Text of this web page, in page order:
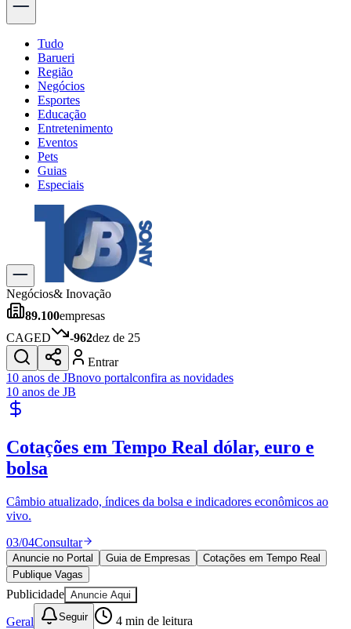
Tudo
Barueri
Região
Negócios
Esportes
Educação
Entretenimento
Eventos
Pets
Guias
Especiais
Explore Tudo
Últimas Notícias
Previsão do Tempo
Trânsito e Rotas
Dia a Dia & Lazer
Gastronomia
Cinema & Shows
JogosNovo
Para Sua Empresa
Publicidade Legal
Política
Esportes
Cultura
Meio Ambiente
Obras
Educação
Bairros de Barueri
Negócios& Inovação
89.100empresas
CAGED
-962dez de 25
Entrar
10 anos de JBnovo portalconfira as novidades
10 anos de JB
Cotações em Tempo Real dólar, euro e
bolsa
Câmbio atualizado, índices da bolsa e indicadores econômicos ao
vivo.
03/04Consultar
Anuncie no Portal Guia de Empresas
Cotações em Tempo Real
Publique Vagas
Publicidade Anuncie Aqui
Geral Seguir 4 min de leitura